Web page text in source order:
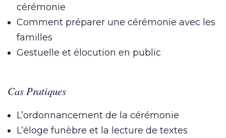
cérémonie
Comment préparer une cérémonie avec les
familles
Gestuelle et élocution en public
Cas Pratiques
L’ordonnancement de la cérémonie
L’éloge funèbre et la lecture de textes